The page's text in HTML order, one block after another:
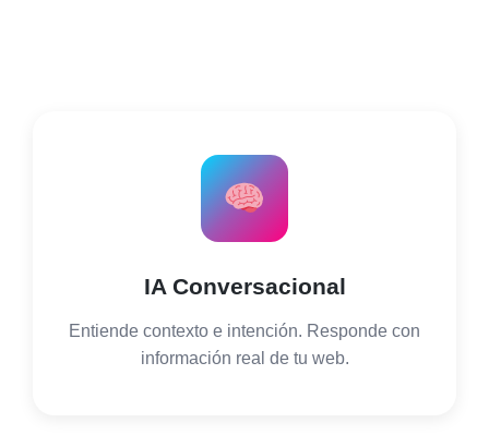
IA Conversacional
Entiende contexto e intención. Responde con
información real de tu web.